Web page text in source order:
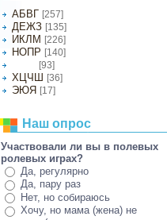
АБВГ [257]
ДЕЖЗ [135]
ИКЛМ [226]
НОПР [140]
[93]
ХЦЧШ [36]
ЭЮЯ [17]
Наш опрос
Участвовали ли вы в полевых
ролевых играх?
Да, регулярно
Да, пару раз
Нет, но собираюсь
Хочу, но мама (жена) не